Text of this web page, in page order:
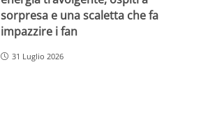
sorpresa e una scaletta che fa
impazzire i fan
31 Luglio 2026